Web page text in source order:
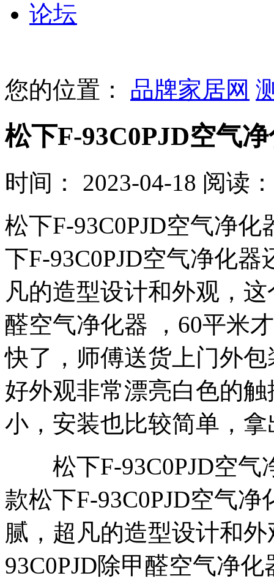
论坛
您的位置： 品牌家居网
松下F-93C0PJD空气
时间： 2023-04-18 阅读
松下F-93C0PJD空气净
下F-93C0PJD空气净化
凡的造型设计和外观，这
醛空气净化器 ，60平米
快了，师傅送货上门外
好外观非常漂亮白色的
小，安装也比较简单，
松下F-93C0PJD空气
款松下F-93C0PJD空气
腻，超凡的造型设计和外
93C0PJD除甲醛空气净